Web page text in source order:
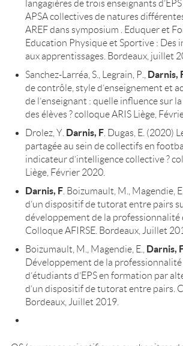
langagières de trois enseignants
APSA collectives de natures
AREF dans symposium . Eduquer et
Education Physique et Sportive : Des
aux apprentissages. Bordeaux, juillet
Sanchez-Larréa, S., Legrain, P.,
Darnis,
de contrôle, style d’enseignement et
de l’enseignant : quelle influence sur
des élèves ? colloque ARIS Liège,
Drolez, Y. Darnis, F. Dugas, E. (2020)
partagée au sein de collectifs en
indicateur d’intelligence collective ?
Liège, Février 2020.
Darnis, F. Boizumault, M., Magendie,
d’un dispositif de tutorat entre pairs
développement de la professionnalité
Colloque AFIRSE. Bordeaux, Juillet
Boizumault, M., Magendie, E.,
Darnis,
Développement de la
d’étudiants d’EPS en formation par
d’un dispositif de tutorat entre pairs.
Bordeaux, Juillet 2019.